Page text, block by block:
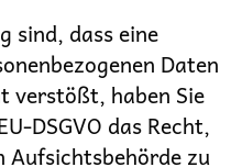
sind, dass eine
Daten
verstößt, haben Sie
DSGVO das Recht,
Aufsichtsbehörde zu